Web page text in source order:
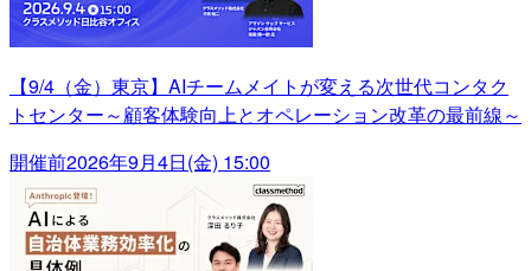
【9/4（金）東京】AIチームメイトが変える次世代コンタク
トセンター～顧客体験向上とオペレーション改革の最前線～
開催前2026年9月4日(金) 15:00